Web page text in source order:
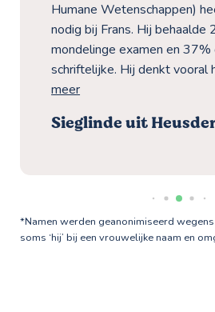
Humane Wetenschappen)
nodig bij Frans. Hij behaalde
mondelinge examen en
schriftelijke. Hij denkt vooral
meer
Sieglinde uit
*Namen werden geanonimiseerd
soms ‘hij’ bij een vrouwelijke naam en